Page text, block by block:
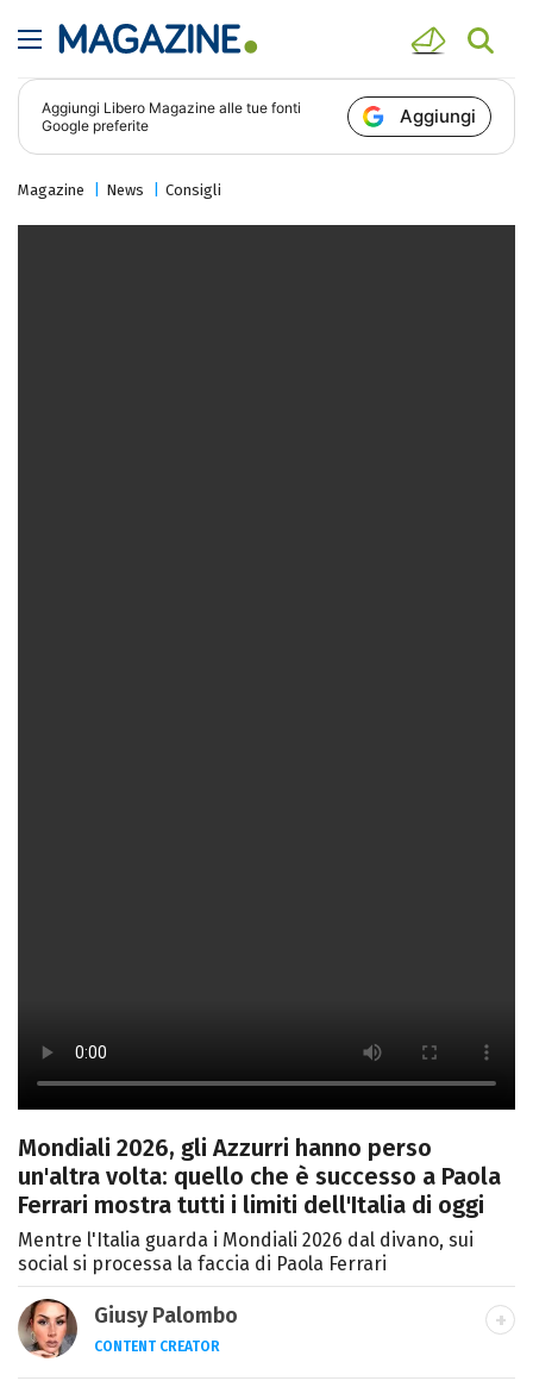
Aggiungi Libero Magazine alle tue fonti
Google preferite
Aggiungi
Magazine News Consigli
Mondiali 2026, gli Azzurri hanno perso
un'altra volta: quello che è successo a Paola
Ferrari mostra tutti i limiti dell'Italia di oggi
Mentre l'Italia guarda i Mondiali 2026 dal divano, sui
social si processa la faccia di Paola Ferrari
Giusy Palombo
CONTENT CREATOR
LINKEDIN
INSTAGRAM ALTRI SITI